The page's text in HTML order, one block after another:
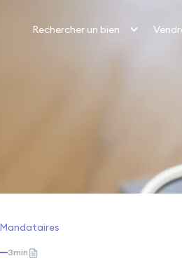
Rechercher un bien
Mandataires
3min